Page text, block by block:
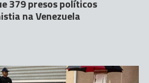
379 presos políticos
na Venezuela